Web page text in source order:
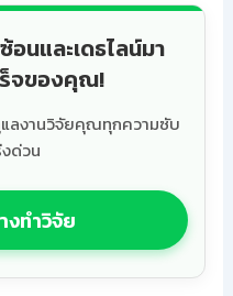
นและเดธไลน์มา
ร็จของคุณ!
ลงานวิจัยคุณทุกความซับ
ด่วน
ทำวิจัย